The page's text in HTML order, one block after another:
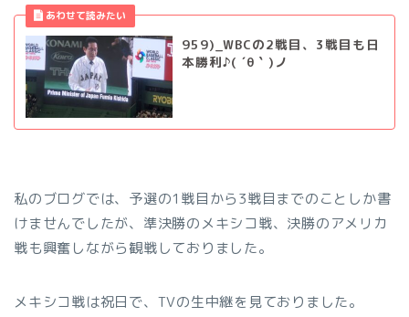
959)_WBCの2戦目、3戦目も日
本勝利♪( ´θ｀)ノ
私のブログでは、予選の1戦目から3戦目までのことしか書
けませんでしたが、準決勝のメキシコ戦、決勝のアメリカ
戦も興奮しながら観戦しておりました。
メキシコ戦は祝日で、TVの生中継を見ておりました。